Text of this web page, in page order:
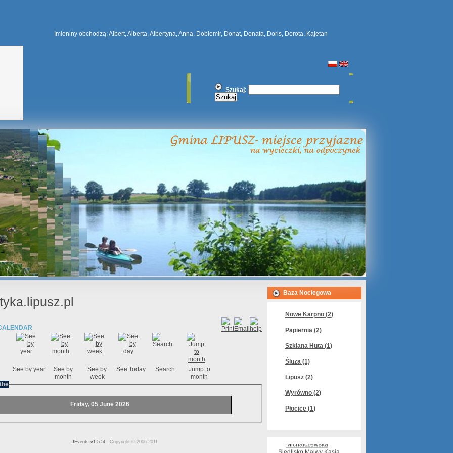
Imieniny obchodzą: Albert, Alberta, Albertyna, Anna, Dobiemir, Donat, Donata, Doris, Dorota, Kajetan
Szukaj:
Szukaj
Baza Noclegowa
Nowe Karpno (2)
Papiernia (2)
Szklana Huta (1)
Śluza (1)
Lipusz (2)
Wyrówno (2)
Płocice (1)
Gospodarstwo Rolne i
See by year
See by
month
See by
week
See Today Search
Jump to
month
Friday, 05 June 2026
JEvents v1.5.5f Copyright © 2006-2011